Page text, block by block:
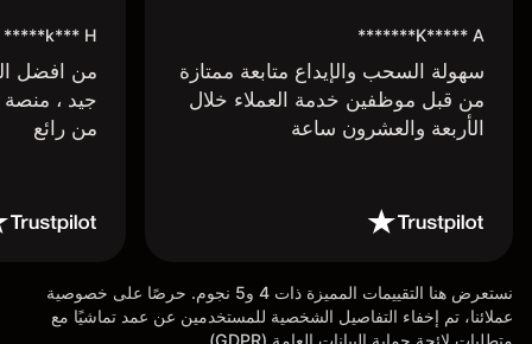
K***** A*******
سهولة السحب والإيداع متابعة ممتازة
من قبل موظفين خدمة العملاء خلال
الأربعة والعشرون ساعة
k*** H*****
من افضل
جيد ،
من رائع
نستعرض هنا التقييمات المميزة ذات 4 و5 نجوم. حرصًا على خصوصية
عملائنا، تم إخفاء التفاصيل الشخصية للمستخدمين عن عمد تماشيًا مع
متطلبات لائحة حماية البيانات العامة (GDPR)